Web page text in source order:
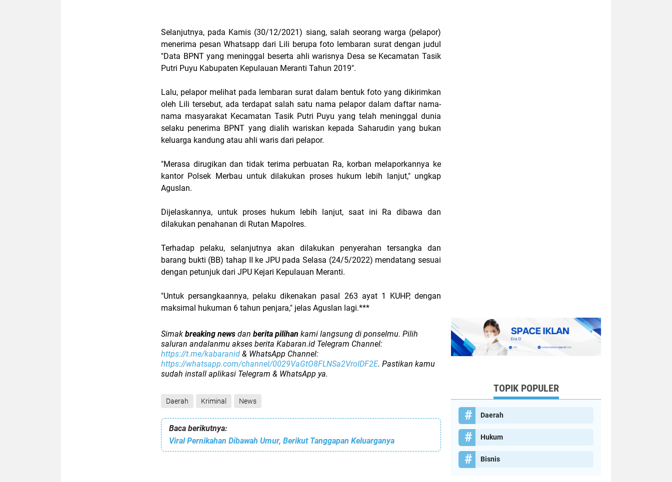
Selanjutnya, pada Kamis (30/12/2021) siang, salah seorang warga (pelapor)
menerima pesan Whatsapp dari Lili berupa foto lembaran surat dengan judul
"Data BPNT yang meninggal beserta ahli warisnya Desa se Kecamatan Tasik
Putri Puyu Kabupaten Kepulauan Meranti Tahun 2019".
Lalu, pelapor melihat pada lembaran surat dalam bentuk foto yang dikirimkan
oleh Lili tersebut, ada terdapat salah satu nama pelapor dalam daftar nama-
nama masyarakat Kecamatan Tasik Putri Puyu yang telah meninggal dunia
selaku penerima BPNT yang dialih wariskan kepada Saharudin yang bukan
keluarga kandung atau ahli waris dari pelapor.
"Merasa dirugikan dan tidak terima perbuatan Ra, korban melaporkannya ke
kantor Polsek Merbau untuk dilakukan proses hukum lebih lanjut," ungkap
Aguslan.
Dijelaskannya, untuk proses hukum lebih lanjut, saat ini Ra dibawa dan
dilakukan penahanan di Rutan Mapolres.
Terhadap pelaku, selanjutnya akan dilakukan penyerahan tersangka dan
barang bukti (BB) tahap II ke JPU pada Selasa (24/5/2022) mendatang sesuai
dengan petunjuk dari JPU Kejari Kepulauan Meranti.
"Untuk persangkaannya, pelaku dikenakan pasal 263 ayat 1 KUHP, dengan
maksimal hukuman 6 tahun penjara," jelas Aguslan lagi.***
Simak breaking news dan berita pilihan kami langsung di ponselmu. Pilih
saluran andalanmu akses berita Kabaran.id Telegram Channel:
https://t.me/kabaranid & WhatsApp Channel:
https://whatsapp.com/channel/0029VaGtO8FLNSa2VroIDF2E. Pastikan kamu
sudah install aplikasi Telegram & WhatsApp ya.
Daerah Kriminal News
Baca berikutnya:
Viral Pernikahan Dibawah Umur, Berikut Tanggapan Keluarganya
TOPIK POPULER
Daerah
Hukum
Bisnis